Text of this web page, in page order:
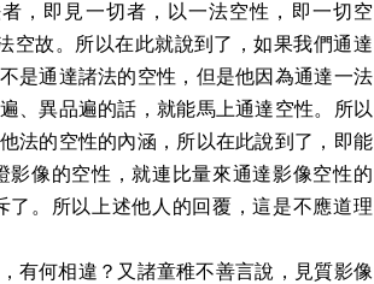
，即見一切者，以一法空性，即一切空
空故。所以在此就說到了，如果我們通達
是通達諸法的空性，但是他因為通達一法
、異品遍的話，就能馬上通達空性。所以
法的空性的內涵，所以在此說到了，即能
像的空性，就連比量來通達影像空性的
。所以上述他人的回覆，這是不應道理
有何相違？又諸童稚不善言說，見質影像